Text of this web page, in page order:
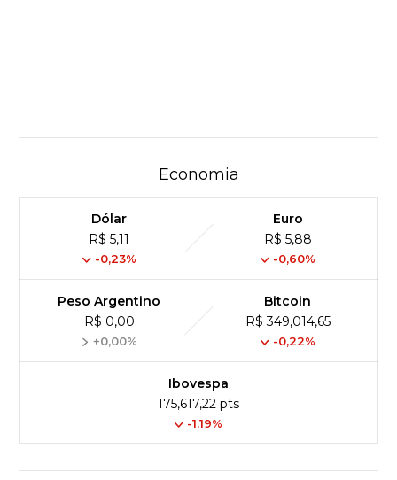
Economia
Dólar
R$ 5,11
-0,23%
Euro
R$ 5,88
-0,60%
Peso Argentino
R$ 0,00
+0,00%
Bitcoin
R$ 349,014,65
-0,22%
Ibovespa
175,617,22 pts
-1.19%